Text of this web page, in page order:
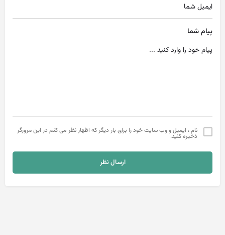
پیام شما
نام ، ایمیل و وب سایت خود را برای بار دیگر که اظهار نظر می کنم در این مرورگر
ذخیره کنید.
ارسال نظر